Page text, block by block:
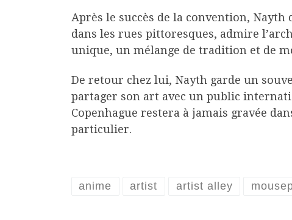
Après le succès de la convention,
dans les rues pittoresques, admire
unique, un mélange de tradition et de
De retour chez lui, Nayth garde un
partager son art avec un public
Copenhague restera à jamais gravée
particulier.
anime artist artist alley